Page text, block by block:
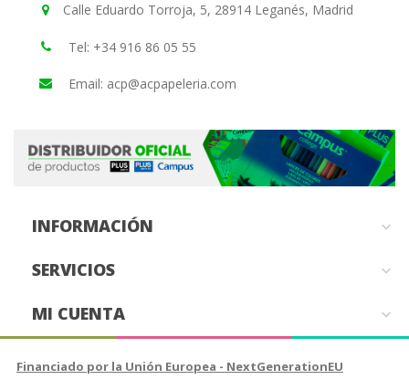
Calle Eduardo Torroja, 5, 28914 Leganés, Madrid
Tel: +34 916 86 05 55
Email: acp@acpapeleria.com
INFORMACIÓN 
SERVICIOS 
MI CUENTA 
Financiado por la Unión Europea - NextGenerationEU